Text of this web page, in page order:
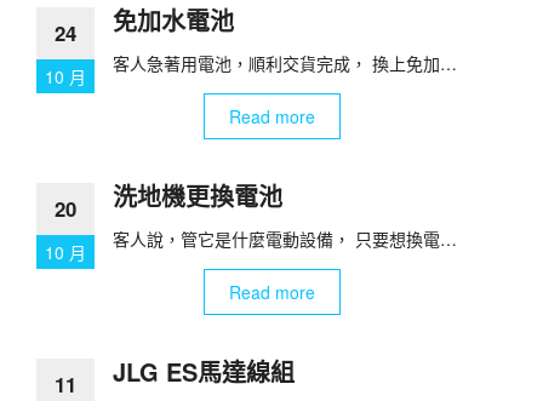
24
10 月
免加水電池
客人急著用電池，順利交貨完成， 換上免加…
Read more
20
10 月
洗地機更換電池
客人說，管它是什麼電動設備， 只要想換電…
Read more
11 JLG ES馬達線組